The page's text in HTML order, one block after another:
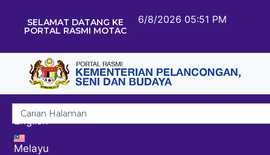
SELAMAT DATANG KE
PORTAL RASMI MOTAC
6/8/2026 05:51 PM
English
Melayu